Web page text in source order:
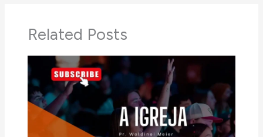
Related Posts